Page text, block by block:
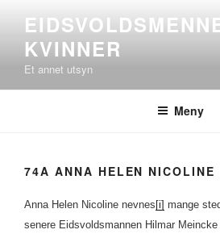
innholdKVINNER
Et annet utsyn
Meny
74A ANNA HELEN NICOLINE
Anna Helen Nicoline nevnes [i] mange
senere Eidsvoldsmannen Hilmar